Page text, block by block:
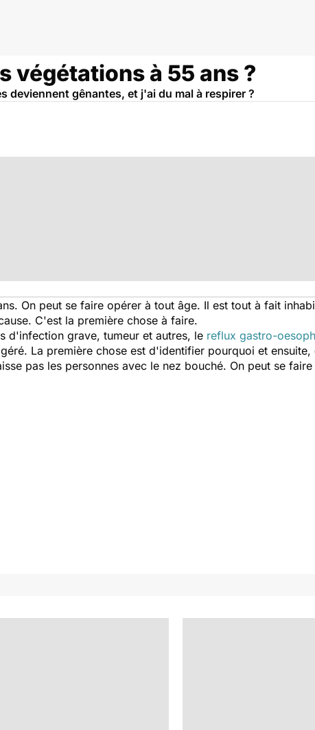
végétations à 55 ans ?
deviennent gênantes, et j'ai du mal à respirer ?
On peut se faire opérer à tout âge. Il est tout à fait
C'est la première chose à faire.
d'infection grave, tumeur et autres, le reflux gastro-
La première chose est d'identifier pourquoi et ensuite,
pas les personnes avec le nez bouché. On peut se